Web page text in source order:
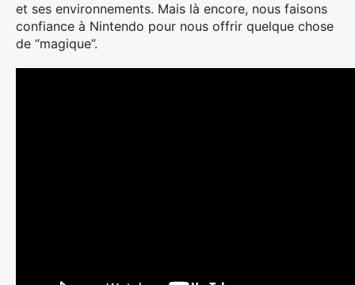
et ses environnements. Mais là encore, nous faisons
confiance à Nintendo pour nous offrir quelque chose
de “magique”.